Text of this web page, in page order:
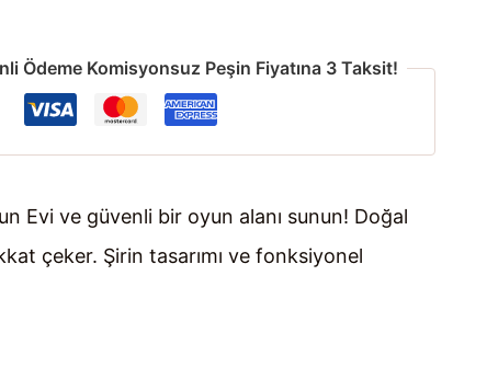
Ödeme Komisyonsuz Peşin Fiyatına 3 Taksit!
Evi ve güvenli bir oyun alanı sunun! Doğal
çeker. Şirin tasarımı ve fonksiyonel